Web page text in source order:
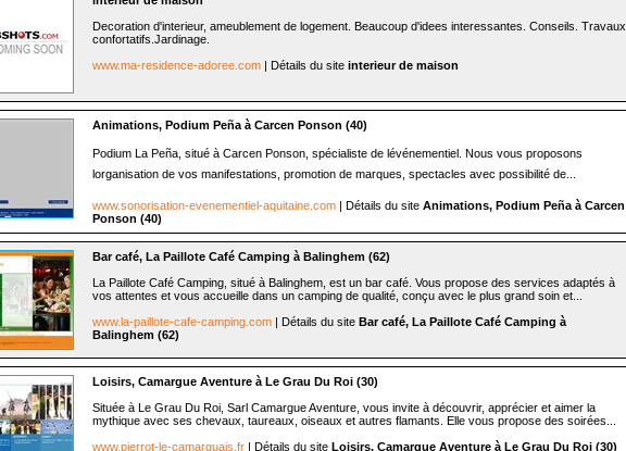
Decoration d'interieur, ameublement de logement. Beaucoup d'idees interessantes. Conseils. Travaux
confortatifs.Jardinage.
www.ma-residence-adoree.com | Détails du site interieur de maison
Animations, Podium Peña à Carcen Ponson (40)
Podium La Peña, situé à Carcen Ponson, spécialiste de lévénementiel. Nous vous proposons
lorganisation de vos manifestations, promotion de marques, spectacles avec possibilité de...
www.sonorisation-evenementiel-aquitaine.com | Détails du site Animations, Podium Peña à Carcen
Ponson (40)
Bar café, La Paillote Café Camping à Balinghem (62)
La Paillote Café Camping, situé à Balinghem, est un bar café. Vous propose des services adaptés à
vos attentes et vous accueille dans un camping de qualité, conçu avec le plus grand soin et...
www.la-paillote-cafe-camping.com | Détails du site Bar café, La Paillote Café Camping à
Balinghem (62)
Loisirs, Camargue Aventure à Le Grau Du Roi (30)
Située à Le Grau Du Roi, Sarl Camargue Aventure, vous invite à découvrir, apprécier et aimer la
mythique avec ses chevaux, taureaux, oiseaux et autres flamants. Elle vous propose des soirées...
www.pierrot-le-camarguais.fr | Détails du site Loisirs, Camargue Aventure à Le Grau Du Roi (30)